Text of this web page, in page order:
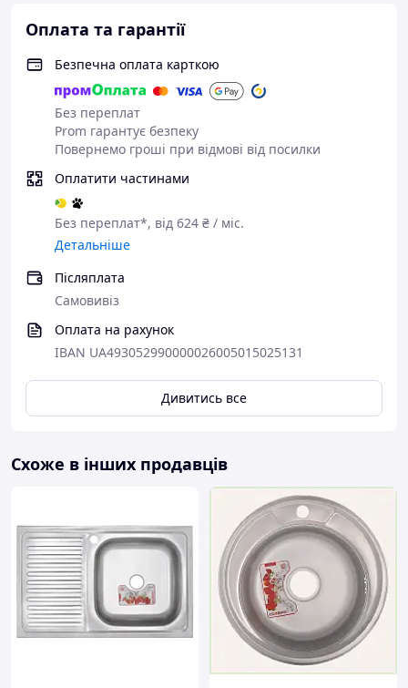
Оплата та гарантії
Безпечна оплата карткою
Без переплат
Prom гарантує безпеку
Повернемо гроші при відмові від посилки
Оплатити частинами
Без переплат*, від 624 ₴ / міс.
Детальніше
Післяплата
Самовивіз
Оплата на рахунок
IBAN UA493052990000026005015025131
Дивитись все
Схоже в інших продавців